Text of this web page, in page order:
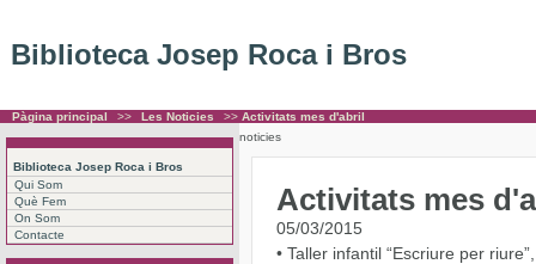
Biblioteca Josep Roca i Bros
Pàgina principal >> Les Noticies >> Activitats mes d'abril
Biblioteca Josep Roca i Bros
Qui Som
Què Fem
On Som
Contacte
noticies
Activitats mes
05/03/2015
• Taller infantil “Escriure per